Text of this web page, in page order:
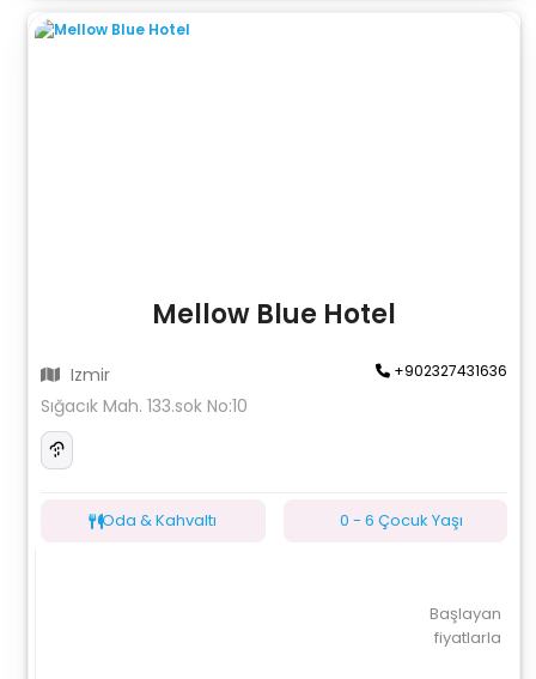
Mellow Blue Hotel
Izmir +902327431636
Sığacık Mah. 133.sok No:10
Oda & Kahvaltı 0 - 6 Çocuk Yaşı
Başlayan
fiyatlarla